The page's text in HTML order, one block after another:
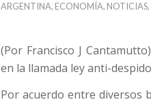
ARGENTINA, ECONOMÍA, NOTICIAS,
(Por Francisco J
en la llamada ley anti-
Por acuerdo entre diversos